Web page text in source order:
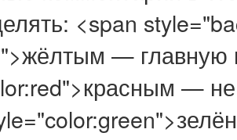
<span
— главную
—